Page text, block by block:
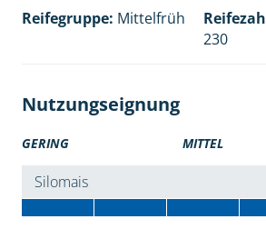
Reifegruppe: Mittelfrüh
230
Nutzungseignung
GERING MITTEL
Silomais